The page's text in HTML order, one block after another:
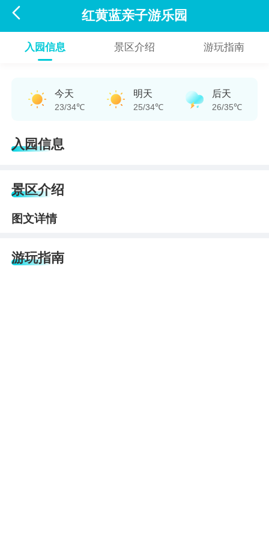
 红黄蓝亲子游乐园
入园信息 景区介绍 游玩指南
今天
23/34℃
明天
25/34℃
后天
26/35℃
入园信息
景区介绍
图文详情
游玩指南